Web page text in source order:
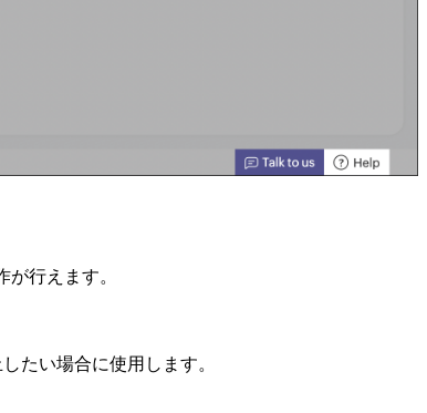
行えます。
たい場合に使用します。